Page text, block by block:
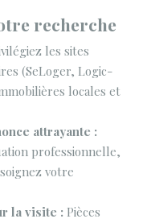
recherche
les sites
(SeLoger, Logic-
locales et
attrayante :
professionnelle,
votre
la visite : Pièces